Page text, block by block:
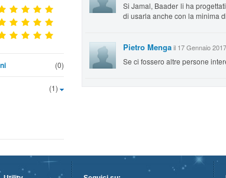
(0)
(1)
Si Jamal, Baader li ha
di usarla anche con la minima
Pietro Mengail 17 Gennaio
Se ci fossero altre persone